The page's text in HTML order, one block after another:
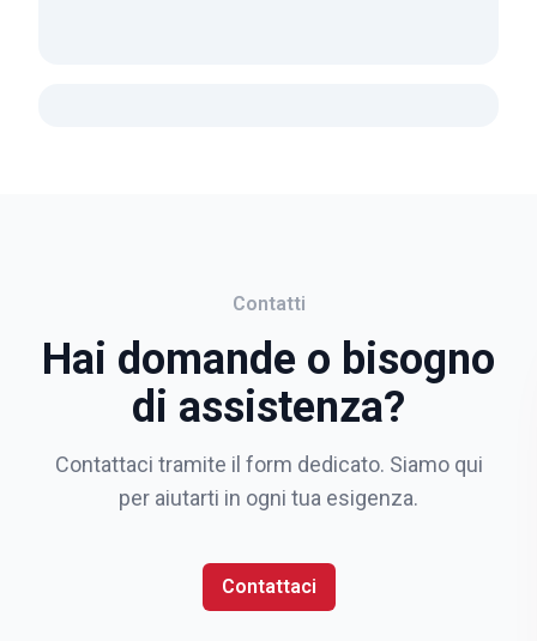
Contatti
Hai domande o bisogno
di assistenza?
Contattaci tramite il form dedicato. Siamo qui
per aiutarti in ogni tua esigenza.
Contattaci